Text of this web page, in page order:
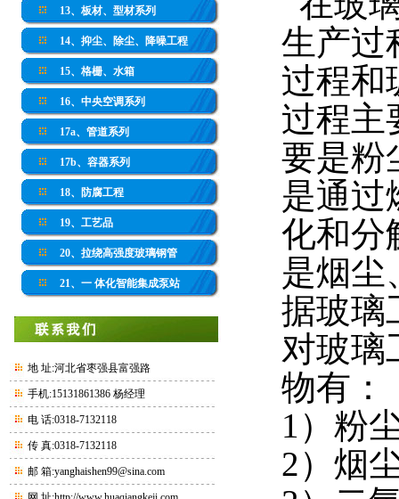
13、板材、型材系列
14、抑尘、除尘、降噪工程
15、格栅、水箱
16、中央空调系列
17a、管道系列
17b、容器系列
18、防腐工程
19、工艺品
20、拉绕高强度玻璃钢管
21、一 体化智能集成泵站
地 址:河北省枣强县富强路
手机:15131861386 杨经理
电 话:0318-7132118
传 真:0318-7132118
邮 箱:yanghaishen99@sina.com
生产过
过程和
过程主
要是粉
是通过
化和分
是烟尘
据玻璃
对玻璃
物有：
1）粉
2）烟